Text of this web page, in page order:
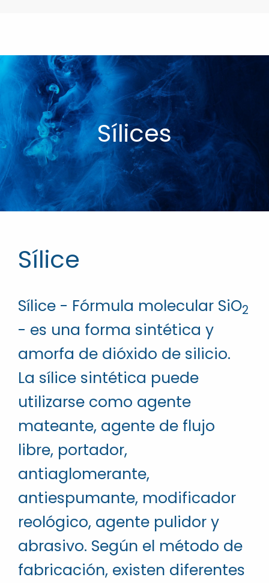
Sílices
Sílice
Sílice - Fórmula molecular SiO2
- es una forma sintética y
amorfa de dióxido de silicio.
La sílice sintética puede
utilizarse como agente
mateante, agente de flujo
libre, portador,
antiaglomerante,
antiespumante, modificador
reológico, agente pulidor y
abrasivo. Según el método de
fabricación, existen diferentes